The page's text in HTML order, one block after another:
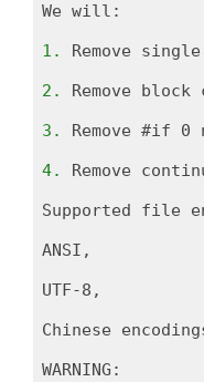
We will:
1. Remove
2. Remove block
3. Remove #if 0
4. Remove
Supported file
ANSI,
UTF-8,
Chinese
WARNING: